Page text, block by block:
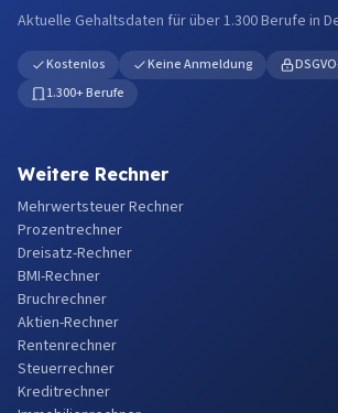
Aktuelle Gehaltsdaten für über 1.300 Berufe in
Kostenlos Keine Anmeldung
1.300+ Berufe
Weitere Rechner
Mehrwertsteuer Rechner
Prozentrechner
Dreisatz-Rechner
BMI-Rechner
Bruchrechner
Aktien-Rechner
Rentenrechner
Steuerrechner
Kreditrechner